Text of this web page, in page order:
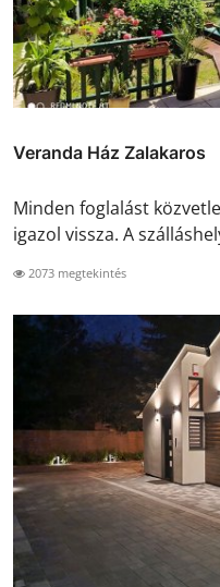
Veranda Ház Zalakaros
Minden foglalást
igazol vissza. A
2073 megtekintés